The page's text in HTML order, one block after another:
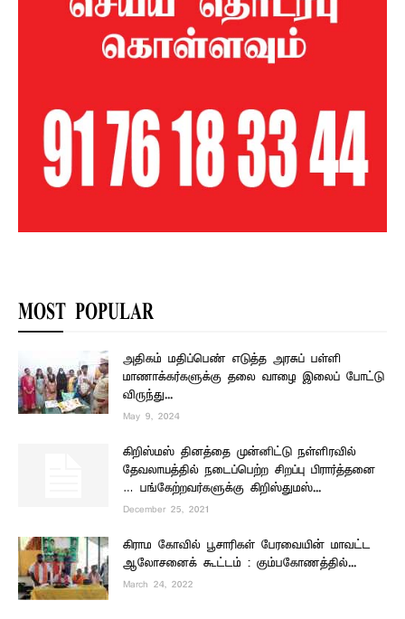
MOST POPULAR
அதிகம் மதிப்பெண் எடுத்த அரசுப் பள்ளி
மாணாக்கர்களுக்கு தலை வாழை இலைப் போட்டு
விருந்து...
May 9, 2024
கிறிஸ்மஸ் தினத்தை முன்னிட்டு நள்ளிரவில்
தேவலாயத்தில் நடைப்பெற்ற சிறப்பு பிரார்த்தனை
… பங்கேற்றவர்களுக்கு கிறிஸ்துமஸ்...
December 25, 2021
கிராம கோவில் பூசாரிகள் பேரவையின் மாவட்ட
ஆலோசனைக் கூட்டம் : கும்பகோணத்தில்...
March 24, 2022